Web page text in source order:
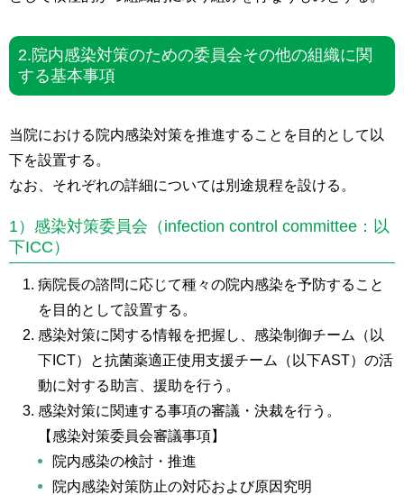
2.院内感染対策のための委員会その他の組織に関
する基本事項
当院における院内感染対策を推進することを目的として以
下を設置する。
なお、それぞれの詳細については別途規程を設ける。
1）感染対策委員会（infection control committee：以
下ICC）
病院長の諮問に応じて種々の院内感染を予防すること
を目的として設置する。
感染対策に関する情報を把握し、感染制御チーム（以
下ICT）と抗菌薬適正使用支援チーム（以下AST）の活
動に対する助言、援助を行う。
感染対策に関連する事項の審議・決裁を行う。
【感染対策委員会審議事項】
院内感染の検討・推進
院内感染対策防止の対応および原因究明